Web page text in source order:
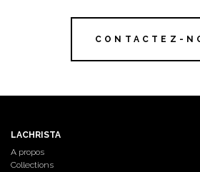
CONTACTEZ-
LACHRISTA
A propos
Collections